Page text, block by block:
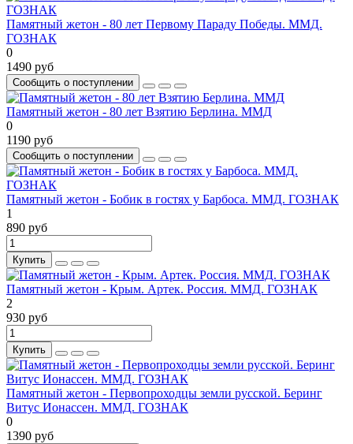
Памятный жетон - 80 лет Первому Параду Победы. ММД.
ГОЗНАК
0
1490 руб
Сообщить о поступлении
Памятный жетон - 80 лет Взятию Берлина. ММД
0
1190 руб
Сообщить о поступлении
Памятный жетон - Бобик в гостях у Барбоса. ММД. ГОЗНАК
1
890 руб
Купить
Памятный жетон - Крым. Артек. Россия. ММД. ГОЗНАК
2
930 руб
Купить
Памятный жетон - Первопроходцы земли русской. Беринг
Витус Ионассен. ММД. ГОЗНАК
0
1390 руб